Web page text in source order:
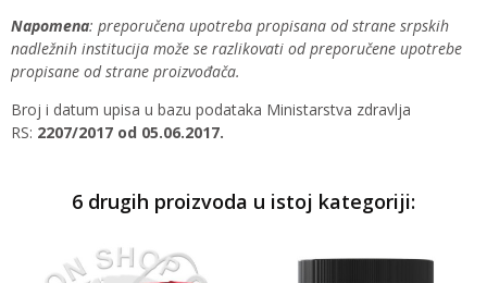
Napomena: preporučena upotreba propisana od strane srpskih
nadležnih institucija može se razlikovati od preporučene upotrebe
propisane od strane proizvođača.
Broj i datum upisa u bazu podataka Ministarstva zdravlja
RS: 2207/2017 od 05.06.2017.
6 drugih proizvoda u istoj kategoriji: